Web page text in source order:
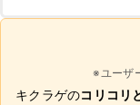
※ユーザ
キクラゲのコリコリ